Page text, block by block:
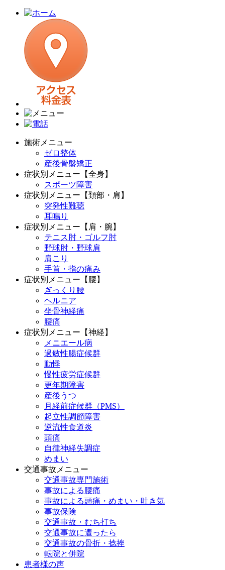
施術メニュー
ゼロ整体
産後骨盤矯正
症状別メニュー【全身】
スポーツ障害
症状別メニュー【頚部・肩】
突発性難聴
耳鳴り
症状別メニュー【肩・腕】
テニス肘・ゴルフ肘
野球肘・野球肩
肩こり
手首・指の痛み
症状別メニュー【腰】
ぎっくり腰
ヘルニア
坐骨神経痛
腰痛
症状別メニュー【神経】
メニエール病
過敏性腸症候群
動悸
慢性疲労症候群
更年期障害
産後うつ
月経前症候群（PMS）
起立性調節障害
逆流性食道炎
頭痛
自律神経失調症
めまい
交通事故メニュー
交通事故専門施術
事故による腰痛
事故による頭痛・めまい・吐き気
事故保険
交通事故・むち打ち
交通事故に遭ったら
交通事故の骨折・捻挫
転院と併院
患者様の声